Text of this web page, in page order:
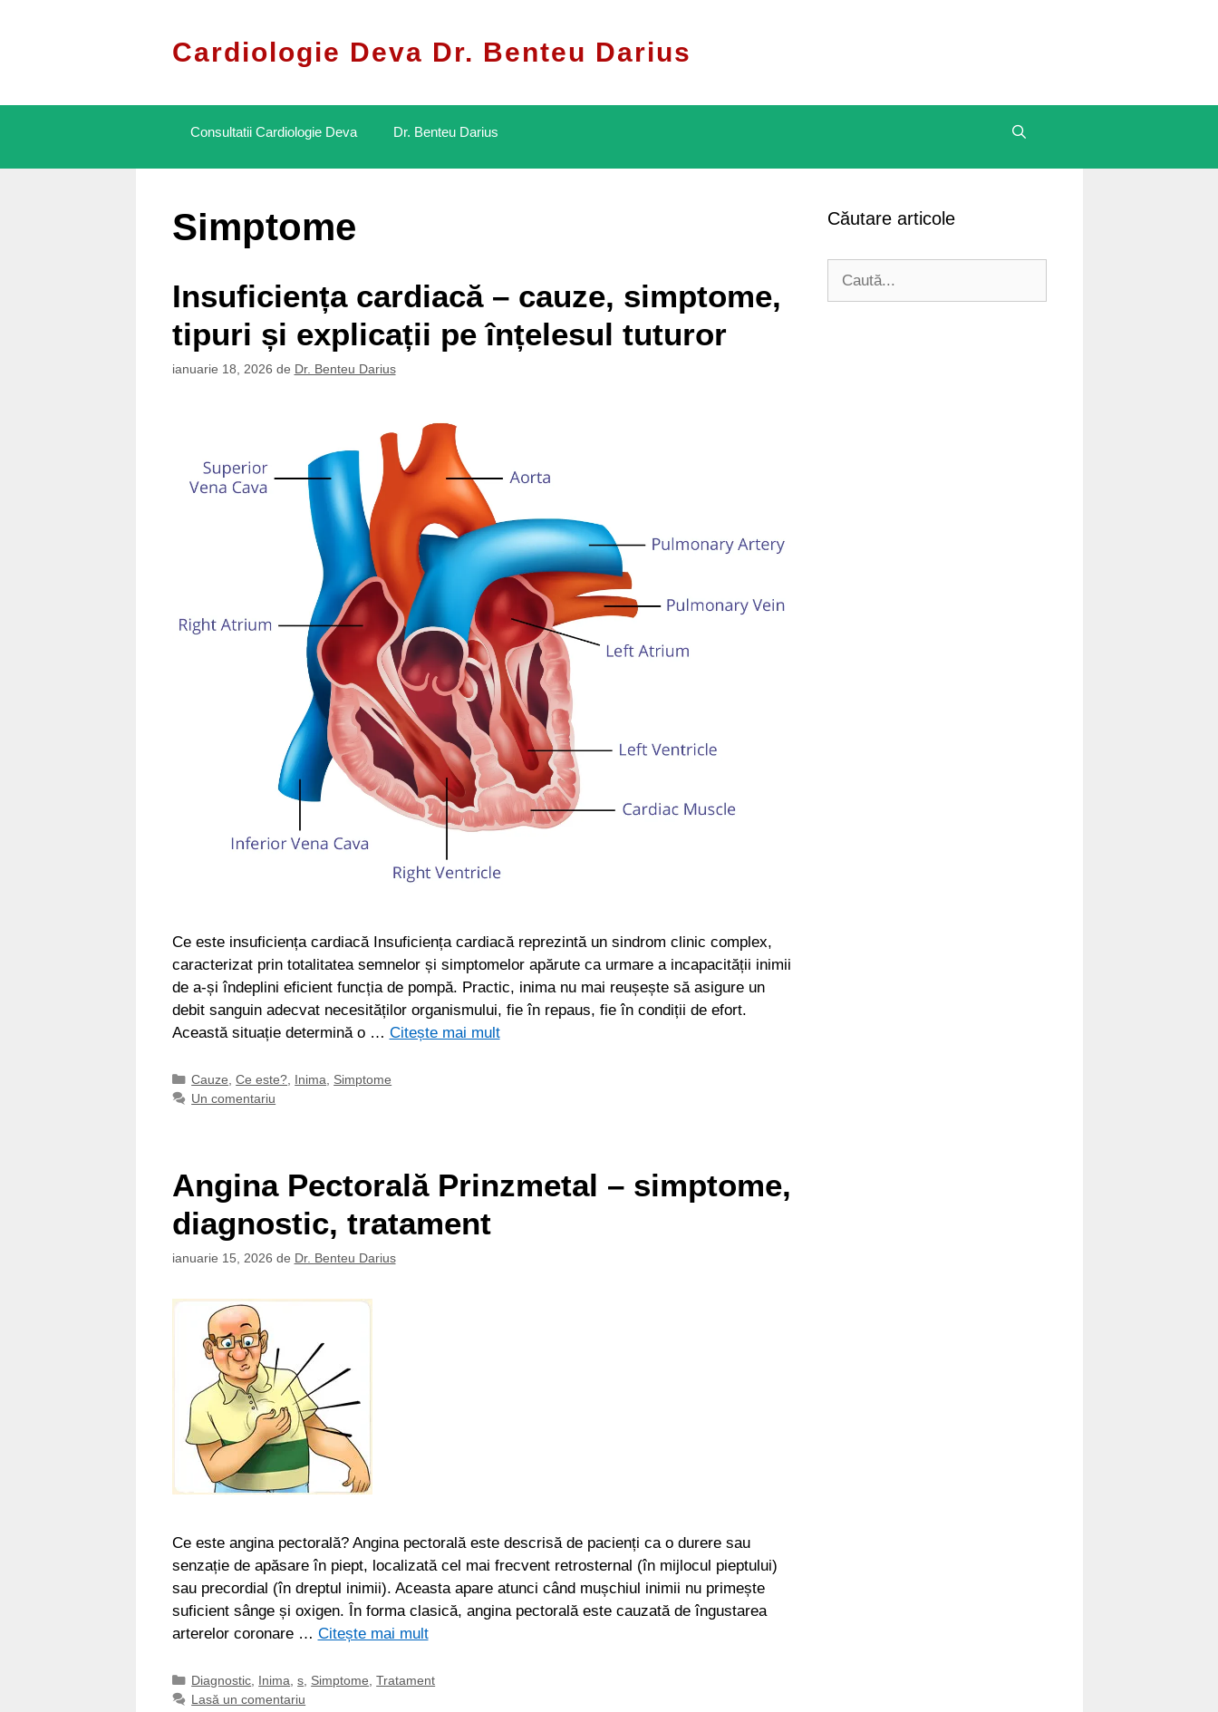
Cardiologie Deva Dr. Benteu Darius
Consultatii Cardiologie Deva Dr. Benteu Darius
Simptome
Insuficiența cardiacă – cauze, simptome,
tipuri și explicații pe înțelesul tuturor
ianuarie 18, 2026 de Dr. Benteu Darius
Ce este insuficiența cardiacă Insuficiența cardiacă reprezintă un sindrom clinic complex,
caracterizat prin totalitatea semnelor și simptomelor apărute ca urmare a incapacității inimii
de a-și îndeplini eficient funcția de pompă. Practic, inima nu mai reușește să asigure un
debit sanguin adecvat necesităților organismului, fie în repaus, fie în condiții de efort.
Această situație determină o … Citește mai mult
Categorii
Cauze ,Ce este? Inima
Simptome
Un comentariu
Angina Pectorală Prinzmetal – simptome,
diagnostic, tratament
ianuarie 15, 2026 de Dr. Benteu Darius
Ce este angina pectorală? Angina pectorală este descrisă de pacienți ca o durere sau
senzație de apăsare în piept, localizată cel mai frecvent retrosternal (în mijlocul pieptului)
sau precordial (în dreptul inimii). Aceasta apare atunci când mușchiul inimii nu primește
suficient sânge și oxigen. În forma clasică, angina pectorală este cauzată de îngustarea
arterelor coronare … Citește mai mult
Categorii
Diagnostic Inima ,s Simptome ,Tratament
Lasă un comentariu
Căutare articole